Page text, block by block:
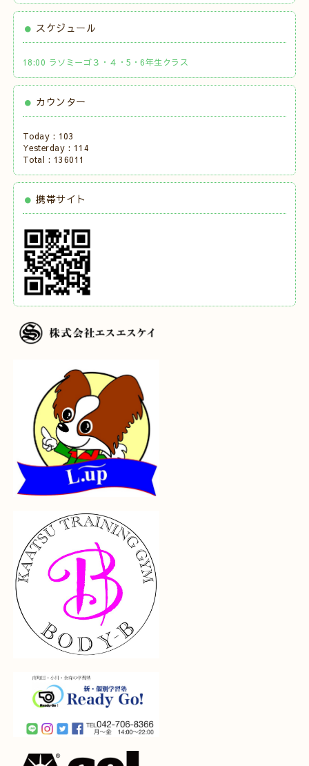
スケジュール
18:00 ラソミーゴ３・４・5・6年生クラス
カウンター
Today : 103
Yesterday : 114
Total : 136011
携帯サイト